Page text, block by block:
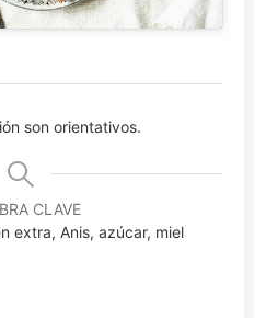
son orientativos.
CLAVE
extra, Anis, azúcar, miel